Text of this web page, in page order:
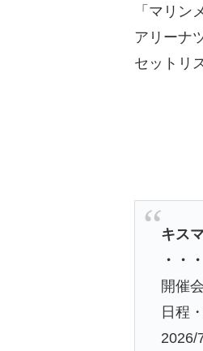
「マリン
アリーナ
セットリ
キス
・・
開催
日程
2026/